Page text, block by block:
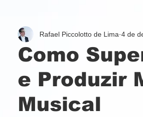
Como
e Produzir
Musical
Rafael Piccolotto de Lima 4 de